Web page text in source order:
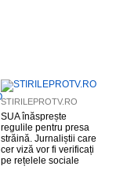
STIRILEPROTV.RO
SUA înăsprește
regulile pentru presa
străină. Jurnaliștii care
cer viză vor fi verificați
pe rețelele sociale